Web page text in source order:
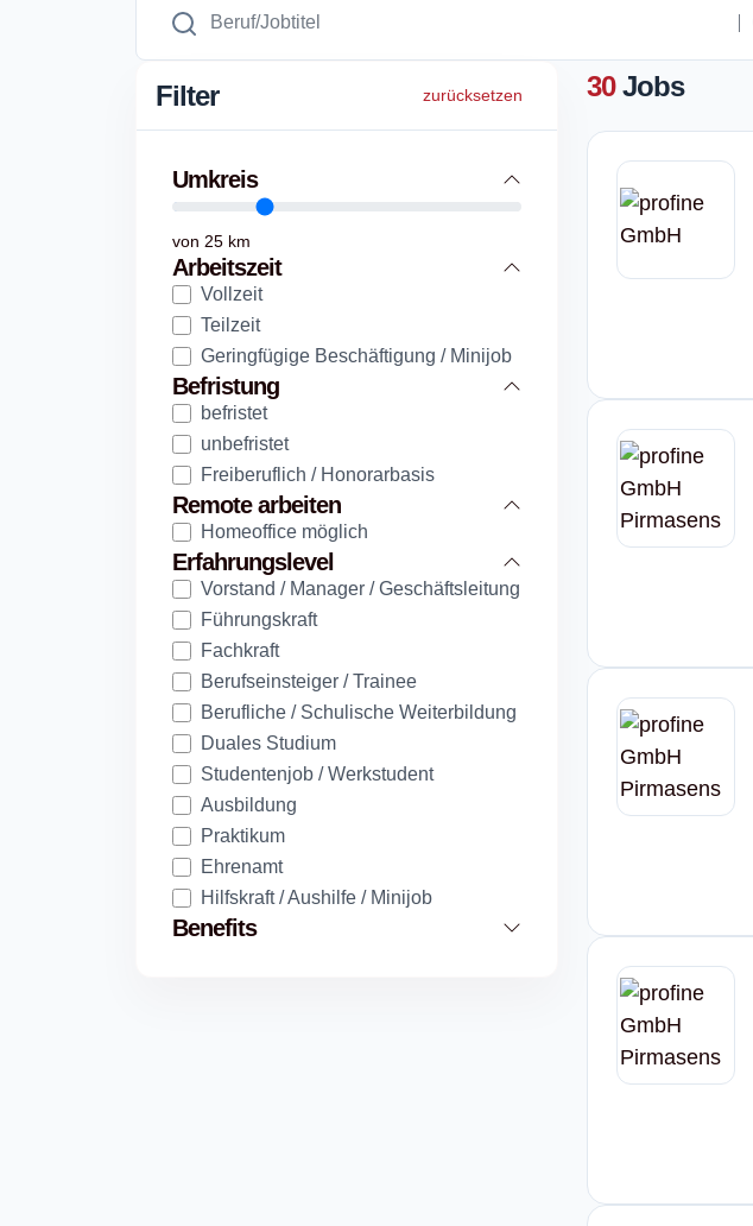
Filter zurücksetzen
Umkreis
von 25 km
Arbeitszeit
Vollzeit
Teilzeit
Geringfügige Beschäftigung / Minijob
Befristung
befristet
unbefristet
Freiberuflich / Honorarbasis
Remote arbeiten
Homeoffice möglich
Erfahrungslevel
Vorstand / Manager / Geschäftsleitung
Führungskraft
Fachkraft
Berufseinsteiger / Trainee
Berufliche / Schulische Weiterbildung
Duales Studium
Studentenjob / Werkstudent
Ausbildung
Praktikum
Ehrenamt
Hilfskraft / Aushilfe / Minijob
Benefits
30Jobs